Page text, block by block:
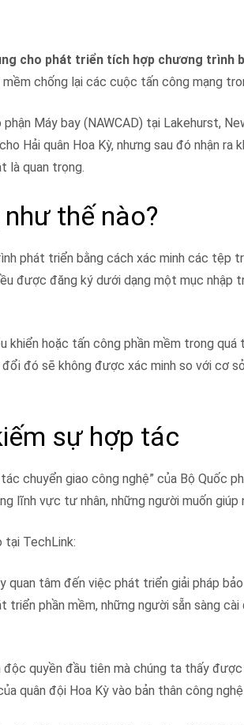
cho phát triển tích hợp chương trình
chống lại các cuộc tấn công mạng
Máy bay (NAWCAD) tại Lakehurst,
Hải quân Hoa Kỳ, nhưng sau đó nhận ra
là quan trọng.
thế nào?
phát triển bằng cách xác minh các tệp
được đăng ký dưới dạng một mục nhập
khiển hoặc tấn công phần mềm trong
đó sẽ không được xác minh so với cơ
sự hợp tác
chuyển giao công nghệ” của Bộ Quốc
lĩnh vực tư nhân, những người muốn giúp
tại TechLink:
tâm đến việc phát triển giải pháp
phần mềm, những người sẵn sàng
quyền đầu tiên mà chúng ta thấy
quân đội Hoa Kỳ vào bản thân công nghệ